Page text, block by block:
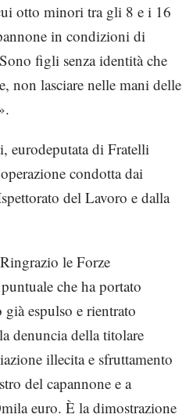
otto minori tra gli 8 e i 16
in condizioni di
figli senza identità che
non lasciare nelle mani delle
eurodeputata di Fratelli
condotta dai
del Lavoro e dalla
le Forze
che ha portato
espulso e rientrato
denuncia della titolare
illecita e sfruttamento
del capannone e a
euro. È la dimostrazione